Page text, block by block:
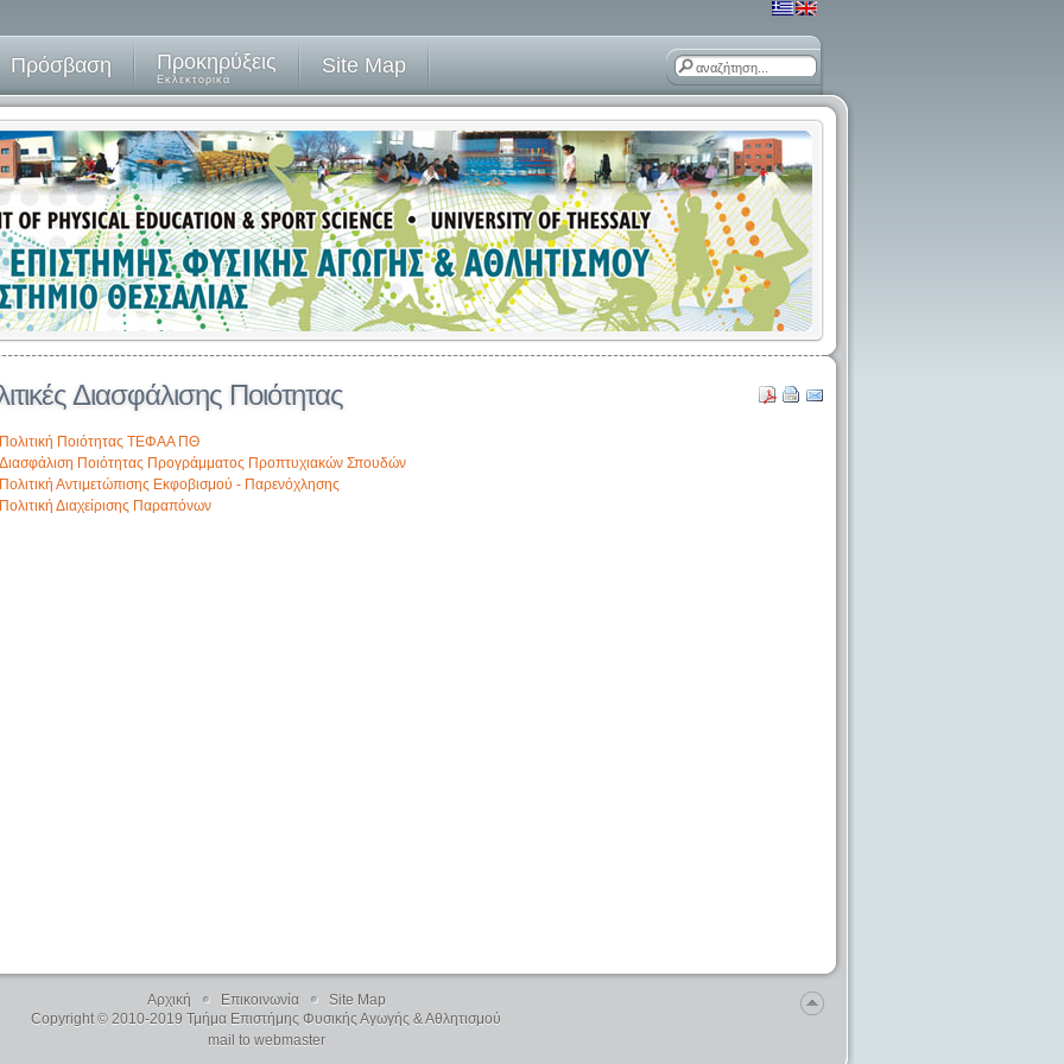
Πρόσβαση Προκηρύξεις
Εκλεκτορικά
Site Map
Διασφάλισης Ποιότητας
Πολιτική Ποιότητας ΤΕΦΑΑ ΠΘ
Διασφάλιση Ποιότητας Προγράμματος Προπτυχιακών Σπουδών
Πολιτική Αντιμετώπισης Εκφοβισμού - Παρενόχλησης
Πολιτική Διαχείρισης Παραπόνων
Αρχική Επικοινωνία
Site Map
Copyright © 2010-2019 Τμήμα Επιστήμης Φυσικής Αγωγής & Αθλητισμού
mail to webmaster